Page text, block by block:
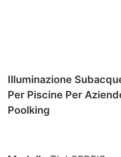
Illuminazione
Per Piscine Per
Poolking